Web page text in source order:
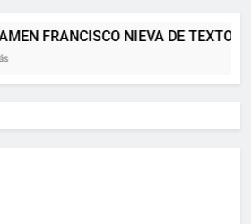
FRANCISCO NIEVA DE TEXTOS